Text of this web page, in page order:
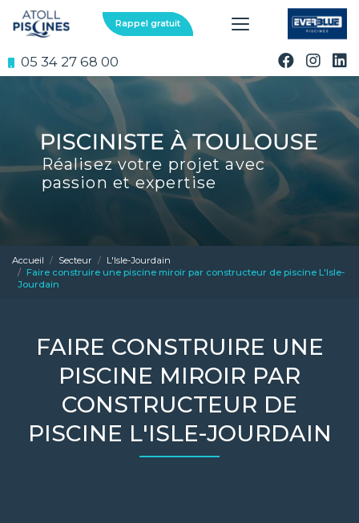
au
contenu
05 34 27 68 00
Rappel gratuit
Réalisez votre projet avec
passion et expertise
Accueil Secteur
L'Isle-Jourdain
Faire construire une piscine miroir par constructeur de piscine L'Isle-
Jourdain
FAIRE CONSTRUIRE UNE
PISCINE MIROIR PAR
CONSTRUCTEUR DE
PISCINE L'ISLE-JOURDAIN